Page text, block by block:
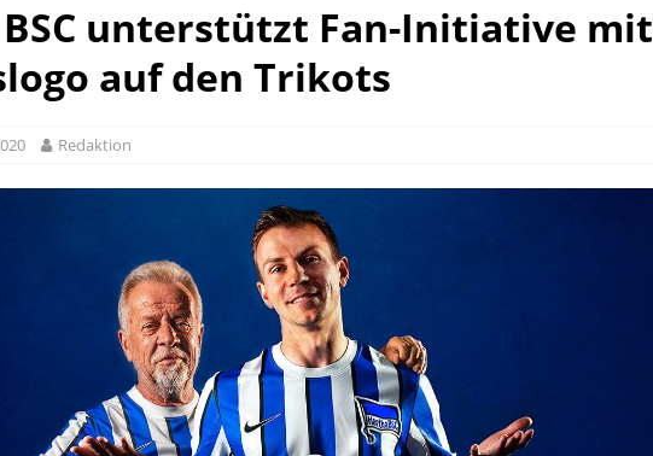
unterstützt Fan-Initiative mit
auf den Trikots
Redaktion